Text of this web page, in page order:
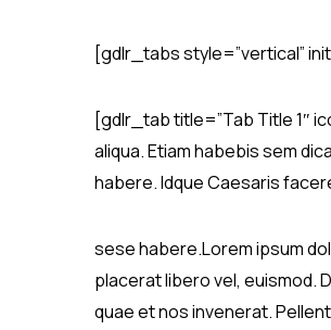
[gdlr_tabs style=”vertical”
[gdlr_tab title=”Tab Title 1″
aliqua. Etiam habebis sem
habere. Idque Caesaris
sese habere.Lorem ipsum
placerat libero vel, euismod.
quae et nos invenerat.